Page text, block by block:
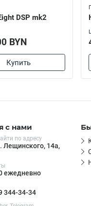
DSP mk2
BYN
Купить
с нами
по адресу
Лещинского, 14а,
ежедневно
344-34-34